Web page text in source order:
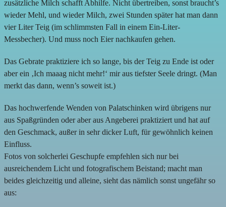
zusätzliche Milch schafft Abhilfe. Nicht übertreiben, sonst braucht’s
wieder Mehl, und wieder Milch, zwei Stunden später hat man dann
vier Liter Teig (im schlimmsten Fall in einem Ein-Liter-
Messbecher). Und muss noch Eier nachkaufen gehen.
Das Gebrate praktiziere ich so lange, bis der Teig zu Ende ist oder
aber ein ‚Ich maaag nicht mehr!‘ mir aus tiefster Seele dringt. (Man
merkt das dann, wenn’s soweit ist.)
Das hochwerfende Wenden von Palatschinken wird übrigens nur
aus Spaßgründen oder aber aus Angeberei praktiziert und hat auf
den Geschmack, außer in sehr dicker Luft, für gewöhnlich keinen
Einfluss.
Fotos von solcherlei Geschupfe empfehlen sich nur bei
ausreichendem Licht und fotografischem Beistand; macht man
beides gleichzeitig und alleine, sieht das nämlich sonst ungefähr so
aus: